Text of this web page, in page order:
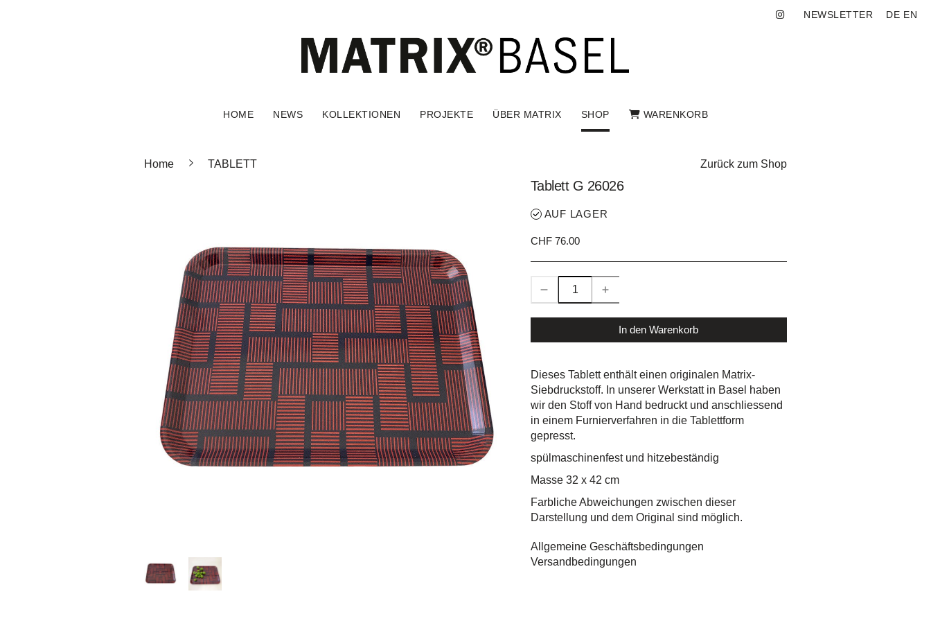
HOME NEWS KOLLEKTIONEN PROJEKTE ÜBER MATRIX SHOP WARENKORB
NEWSLETTER DE EN
Home TABLETT Zurück zum Shop
Tablett G 26026
AUF LAGER
CHF 76.00
In den Warenkorb
Dieses Tablett enthält einen originalen Matrix-
Siebdruckstoff. In unserer Werkstatt in Basel haben
wir den Stoff von Hand bedruckt und anschliessend
in einem Furnierverfahren in die Tablettform
gepresst.
spülmaschinenfest und hitzebeständig
Masse 32 x 42 cm
Farbliche Abweichungen zwischen dieser
Darstellung und dem Original sind möglich.
Allgemeine Geschäftsbedingungen
Versandbedingungen